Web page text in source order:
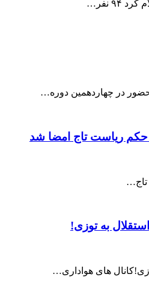
در چهاردهمین دوره…
ریاست تاج امضا شد
به توزی!
های هواداری…